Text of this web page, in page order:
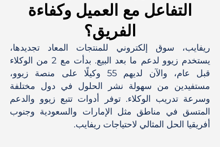
التفاعل مع العميل وكفاءة
الفريق؟
ريفايب، سوق إلكتروني للمنتجات المعاد تجديدها،
يستخدم زيوو لدعم ما بعد البيع. بدأت مع 2 من الوكلاء
قبل عام، والآن لديهم 55 وكيلًا على منصة زيوو،
مستفيدين من سهولة نشر الحلول في دول مختلفة
وسرعة تدريب الوكلاء. توفر أدوات تتبع زيوو والدعم
المتسق في مناطق مثل الإمارات والسعودية وجنوب
أفريقيا الحل المثالي لاحتياجات ريفايب.